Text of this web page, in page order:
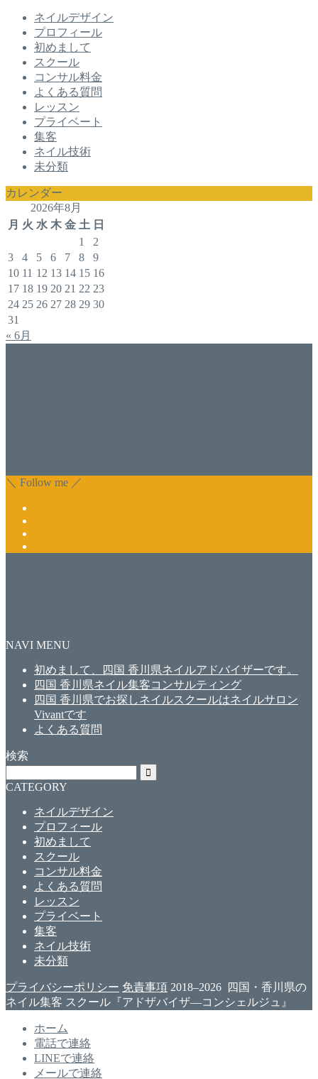
ネイルデザイン
プロフィール
初めまして
スクール
コンサル料金
よくある質問
レッスン
プライベート
集客
ネイル技術
未分類
カレンダー
2026年8月
月 火 水 木 金 土 日
1
2
3
4 5 6 7 8
9
10 11 12 13 14 15 16
17 18 19 20 21 22 23
24 25 26 27 28 29 30
31
« 6月
＼ Follow me ／
NAVI MENU
初めまして、四国 香川県ネイルアドバイザーです。
四国 香川県ネイル集客コンサルティング
四国 香川県でお探しネイルスクールはネイルサロン
Vivantです
よくある質問
検索
CATEGORY
ネイルデザイン
プロフィール
初めまして
スクール
コンサル料金
よくある質問
レッスン
プライベート
集客
ネイル技術
未分類
プライバシーポリシー 免責事項 2018–2026 四国・香川県の
ネイル集客 スクール『アドザバイザ―コンシェルジュ』
ホーム
電話で連絡
LINEで連絡
メールで連絡